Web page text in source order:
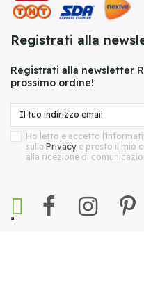
Registrati alla
Registrati alla newsletter
prossimo ordine!
Ho letto e accetto
sulla Privacy e presto il mio
alla ricezione di